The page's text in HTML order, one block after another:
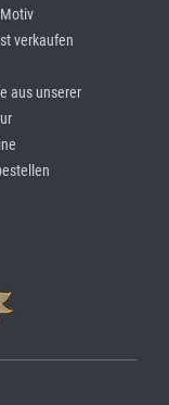
Motiv
verkaufen
aus unserer